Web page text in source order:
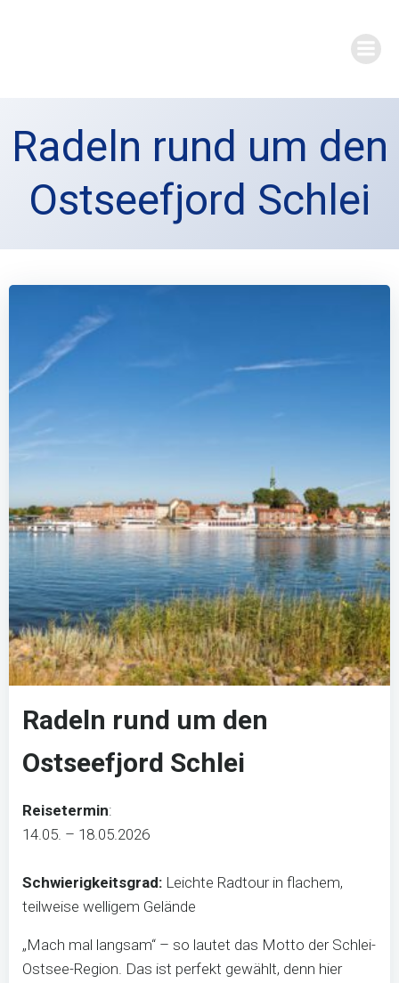
Radeln rund um den
Ostseefjord Schlei
Radeln rund um den
Ostseefjord Schlei
Reisetermin:
14.05. – 18.05.2026
Schwierigkeitsgrad: Leichte Radtour in flachem,
teilweise welligem Gelände
„Mach mal langsam“ – so lautet das Motto der Schlei-
Ostsee-Region. Das ist perfekt gewählt, denn hier